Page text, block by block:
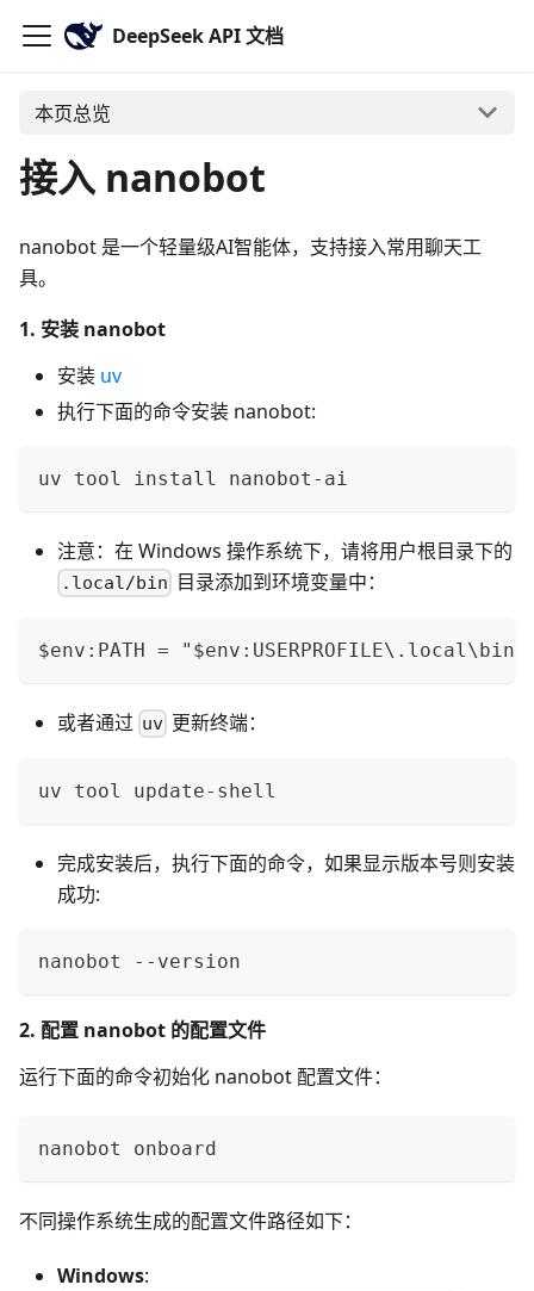
DeepSeek API 文档
本页总览
接入 nanobot
nanobot 是一个轻量级AI智能体，支持接入常用聊天工
具。
1. 安装 nanobot
安装 uv
执行下面的命令安装 nanobot:
uv tool install nanobot-ai
注意：在 Windows 操作系统下，请将用户根目录下的
.local/bin 目录添加到环境变量中：
$env:PATH =
或者通过 uv 更新终端：
uv tool update-shell
完成安装后，执行下面的命令，如果显示版本号则安装
成功:
nanobot --version
2. 配置 nanobot 的配置文件
运行下面的命令初始化 nanobot 配置文件：
nanobot onboard
不同操作系统生成的配置文件路径如下：
Windows: